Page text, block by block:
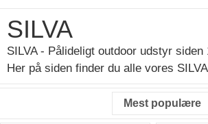
SILVA
SILVA - Pålideligt outdoor udstyr siden
Her på siden finder du alle vores